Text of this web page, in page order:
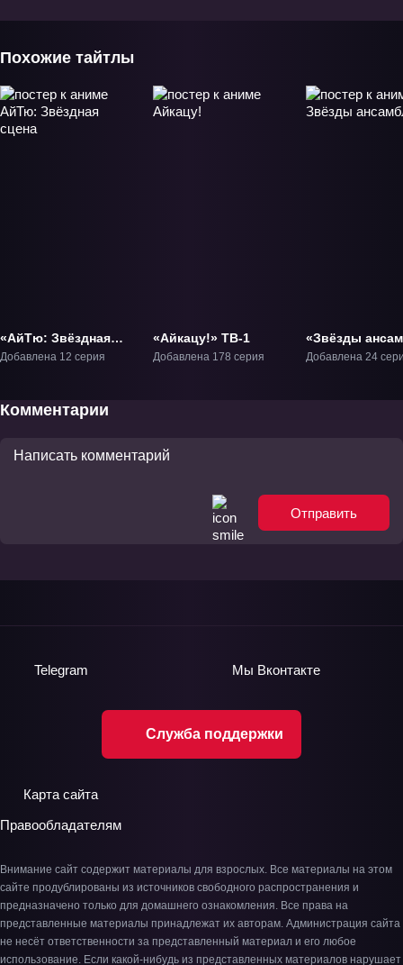
Похожие тайтлы
«АйТю: Звёздная
сцена» ТВ-1
Добавлена 12 серия
«Айкацу!» ТВ-1
Добавлена 178 серия
«Звёзды
ТВ-1
Добавлена 24
Комментарии
Отправить
Служба поддержки
Telegram Мы Вконтакте
Карта сайта
Правообладателям
Внимание сайт содержит материалы для взрослых. Все материалы на этом
сайте продублированы из источников свободного распространения и
предназначено только для домашнего ознакомления. Все права на
представленные материалы принадлежат их авторам. Администрация сайта
не несёт ответственности за представленный материал и его любое
использование. Если какой-нибудь из представленных материалов нарушает